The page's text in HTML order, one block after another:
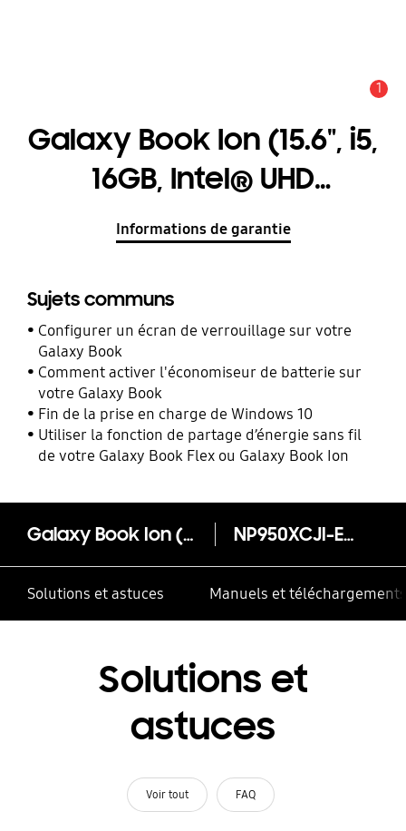
1
Galaxy Book Ion (15.6", i5,
16GB, Intel® UHD
Graphics)
Informations de garantie
Sujets communs
Configurer un écran de verrouillage sur votre
Galaxy Book
Comment activer l'économiseur de batterie sur
votre Galaxy Book
Fin de la prise en charge de Windows 10
Utiliser la fonction de partage d’énergie sans fil
de votre Galaxy Book Flex ou Galaxy Book Ion
Galaxy Book Ion (15.6", i5, 16GB, Intel® UHD Graphics) NP950XCJI-EXP
Solutions et astuces Manuels et téléchargements
Solutions et
astuces
Voir tout FAQ